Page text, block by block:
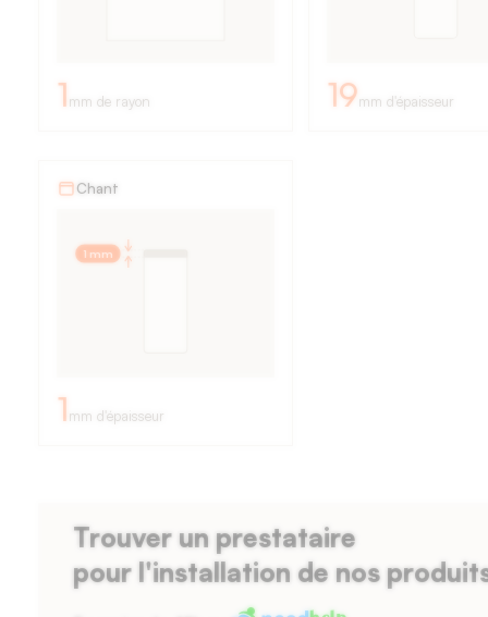
bords
de
un
angle
de
1mm de rayon 19mm d'épaisseur
Chant
1 mm
1mm d'épaisseur
Trouver un prestataire
pour l'installation de nos